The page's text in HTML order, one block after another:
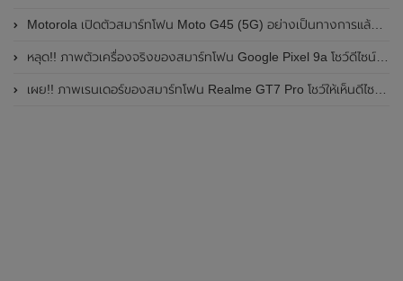
Motorola เปิดตัวสมาร์ทโฟน Moto G45 (5G) อย่างเป็นทางการแล้วในอินเดีย
หลุด!! ภาพตัวเครื่องจริงของสมาร์ทโฟน Google Pixel 9a โชว์ดีไซน์ใหม่ กล้องหลังแบนราบ ไม่มีกรอบของกล้องแล้ว
เผย!! ภาพเรนเดอร์ของสมาร์ทโฟน Realme GT7 Pro โชว์ให้เห็นดีไซน์ใหม่ พร้อมเผยรายละเอียดสเปกที่สำคัญบางส่วน